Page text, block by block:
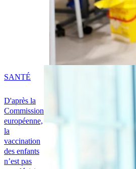
D'après la
Commission
européenne,
la
vaccination
des enfants
n’est pas
SANTÉ